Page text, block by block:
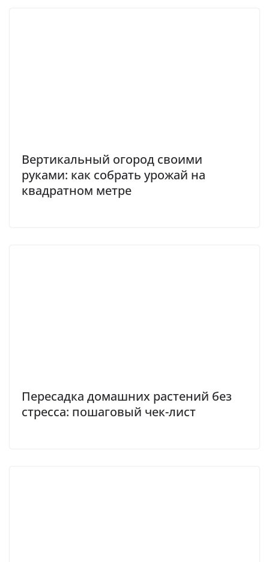
Вертикальный огород своими
руками: как собрать урожай на
квадратном метре
Пересадка домашних растений без
стресса: пошаговый чек-лист